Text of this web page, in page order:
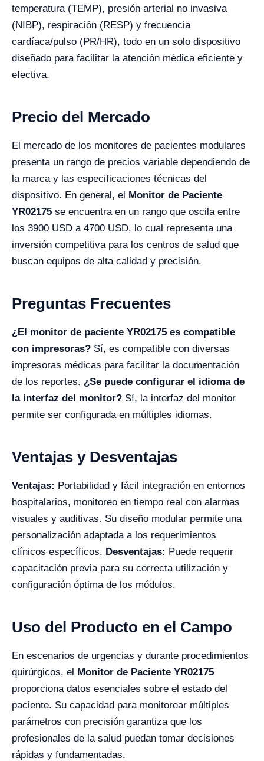
temperatura (TEMP), presión arterial no invasiva
(NIBP), respiración (RESP) y frecuencia
cardíaca/pulso (PR/HR), todo en un solo dispositivo
diseñado para facilitar la atención médica eficiente y
efectiva.
Precio del Mercado
El mercado de los monitores de pacientes modulares
presenta un rango de precios variable dependiendo de
la marca y las especificaciones técnicas del
dispositivo. En general, el Monitor de Paciente
YR02175 se encuentra en un rango que oscila entre
los 3900 USD a 4700 USD, lo cual representa una
inversión competitiva para los centros de salud que
buscan equipos de alta calidad y precisión.
Preguntas Frecuentes
¿El monitor de paciente YR02175 es compatible
con impresoras? Sí, es compatible con diversas
impresoras médicas para facilitar la documentación
de los reportes. ¿Se puede configurar el idioma de
la interfaz del monitor? Sí, la interfaz del monitor
permite ser configurada en múltiples idiomas.
Ventajas y Desventajas
Ventajas: Portabilidad y fácil integración en entornos
hospitalarios, monitoreo en tiempo real con alarmas
visuales y auditivas. Su diseño modular permite una
personalización adaptada a los requerimientos
clínicos específicos. Desventajas: Puede requerir
capacitación previa para su correcta utilización y
configuración óptima de los módulos.
Uso del Producto en el Campo
En escenarios de urgencias y durante procedimientos
quirúrgicos, el Monitor de Paciente YR02175
proporciona datos esenciales sobre el estado del
paciente. Su capacidad para monitorear múltiples
parámetros con precisión garantiza que los
profesionales de la salud puedan tomar decisiones
rápidas y fundamentadas.